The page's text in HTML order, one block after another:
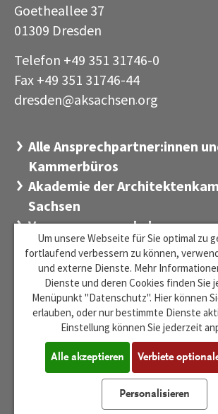
Goetheallee 37
01309 Dresden
Telefon +49 351 31746-0
Fax +49 351 31746-44
dresden@aksachsen·org
Alle Ansprechpartner:innen
Kammerbüros
Akademie der
Sachsen
Versorgungswerk der
Architektenkammer Sachsen
Stiftung Sächsischer
Zentrum für Baukultur
Impressum
Um unsere Webseite für Sie optimal zu
fortlaufend verbessern zu können,
und externe Dienste. Mehr
Dienste und deren Cookies finden Sie
Menüpunkt "Datenschutz". Hier können
erlauben, oder nur bestimmte Dienste
Einstellung können Sie jederzeit
Alle akzeptieren Verbiete
Personalisieren